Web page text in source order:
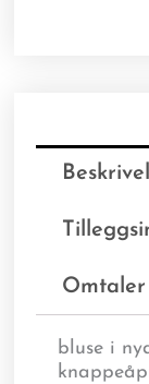
bluse i